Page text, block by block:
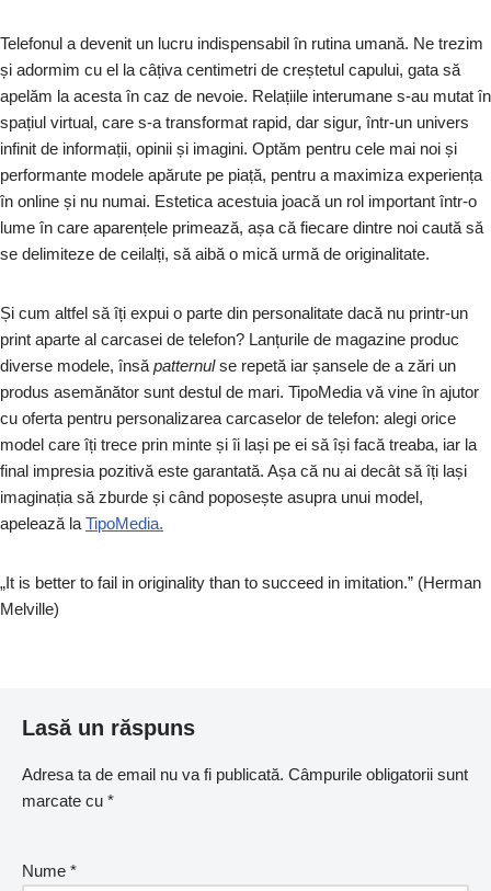
Telefonul a devenit un lucru indispensabil în rutina umană. Ne trezim
și adormim cu el la câțiva centimetri de creștetul capului, gata să
apelăm la acesta în caz de nevoie. Relațiile interumane s-au mutat în
spațiul virtual, care s-a transformat rapid, dar sigur, într-un univers
infinit de informații, opinii și imagini. Optăm pentru cele mai noi și
performante modele apărute pe piață, pentru a maximiza experiența
în online și nu numai. Estetica acestuia joacă un rol important într-o
lume în care aparențele primează, așa că fiecare dintre noi caută să
se delimiteze de ceilalți, să aibă o mică urmă de originalitate.
Și cum altfel să îți expui o parte din personalitate dacă nu printr-un
print aparte al carcasei de telefon? Lanțurile de magazine produc
diverse modele, însă patternulse repetă iar șansele de a zări un
produs asemănător sunt destul de mari. TipoMedia vă vine în ajutor
cu oferta pentru personalizarea carcaselor de telefon: alegi orice
model care îți trece prin minte și îi lași pe ei să își facă treaba, iar la
final impresia pozitivă este garantată. Așa că nu ai decât să îți lași
imaginația să zburde și când poposește asupra unui model,
apelează la TipoMedia.
„It is better to fail in originality than to succeed in imitation.” (Herman
Melville)
Lasă un răspuns
Adresa ta de email nu va fi publicată. Câmpurile obligatorii sunt
marcate cu *
Nume *